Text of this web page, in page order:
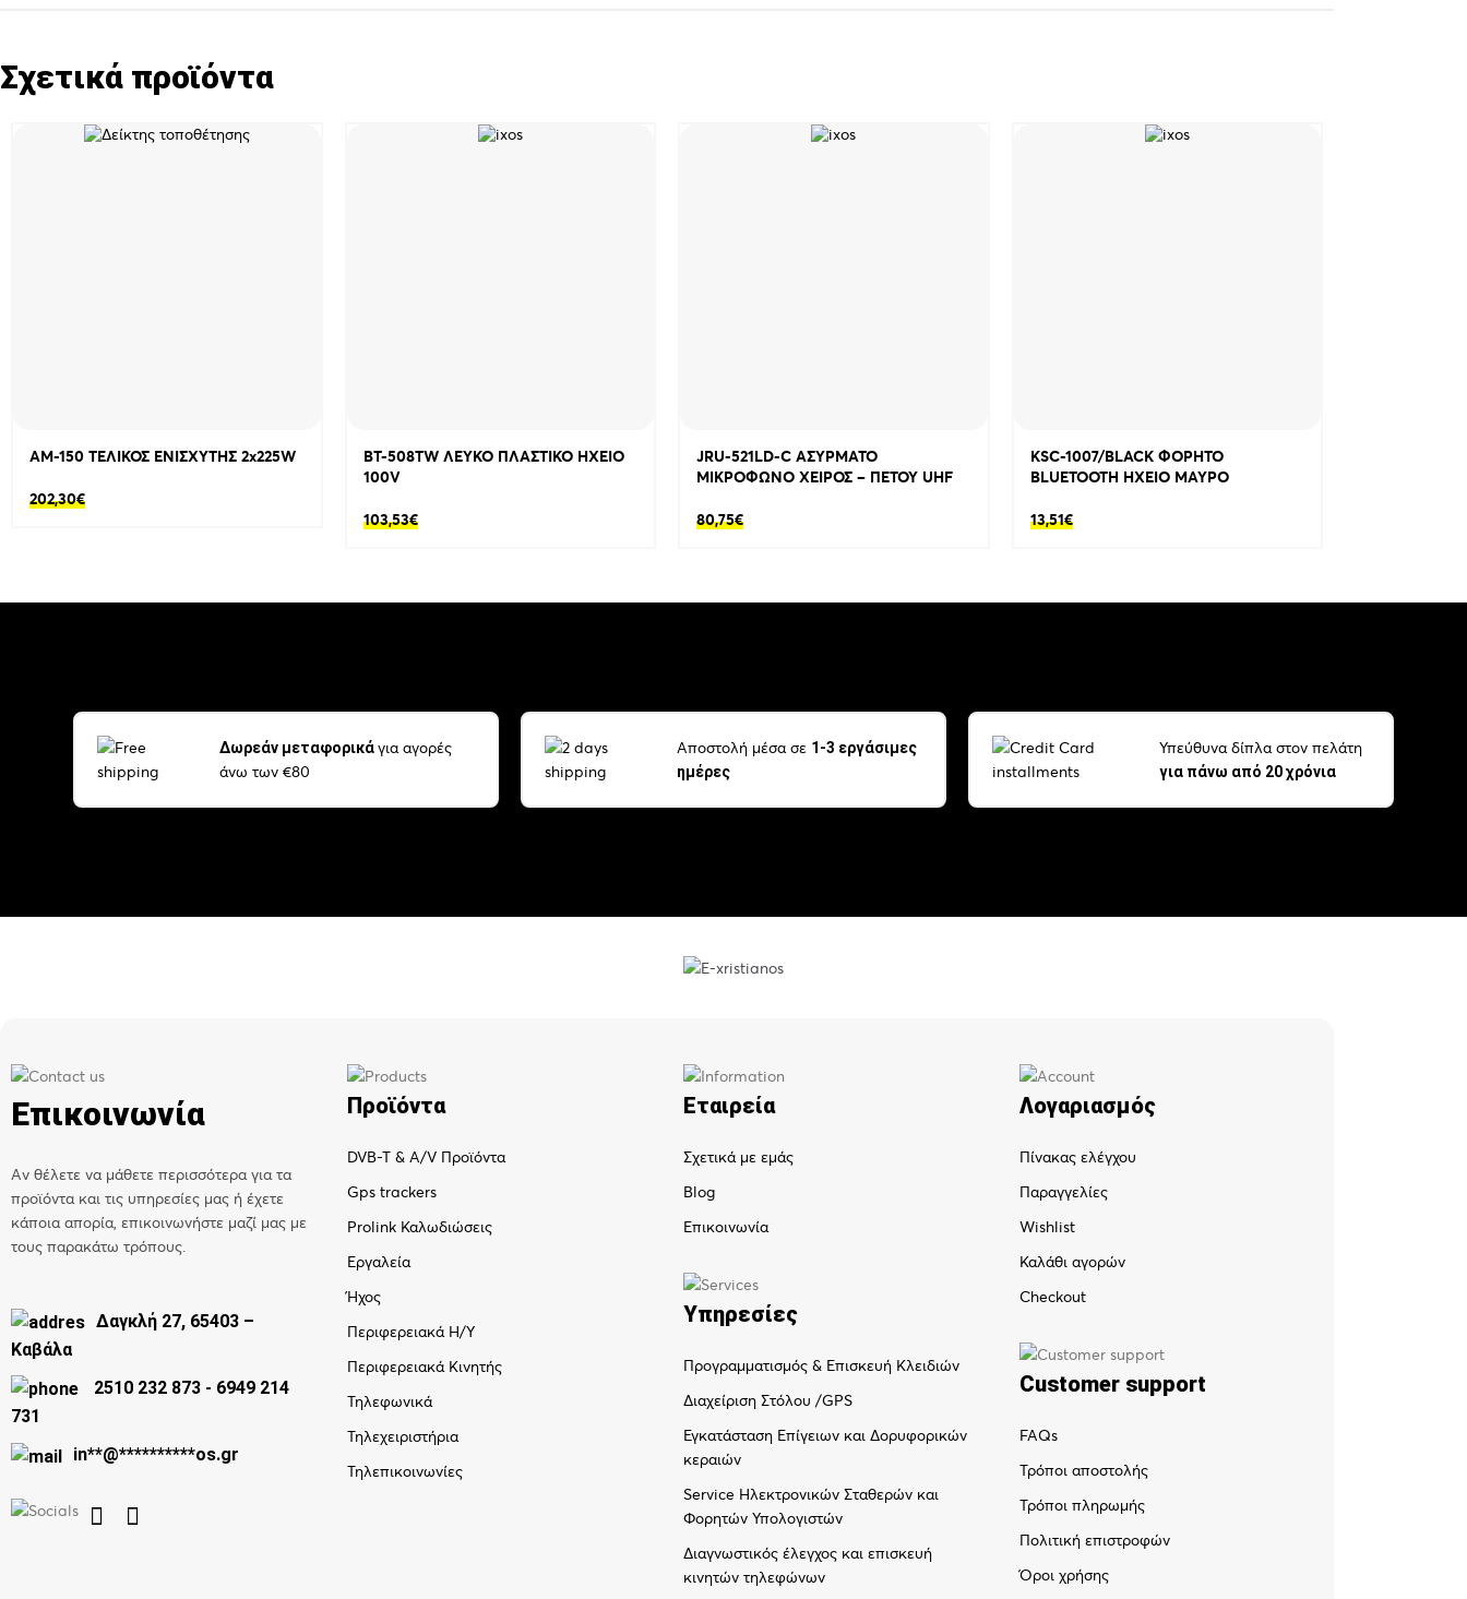
TWS BLUETOOTH (σύζευξη ζεύγους)
Σχετικά προϊόντα
AM-150 ΤΕΛΙΚΟΣ ΕΝΙΣΧΥΤΗΣ 2x225W
202,30€
BT-508TW ΛΕΥΚΟ ΠΛΑΣΤΙΚΟ ΗΧΕΙΟ
100V
103,53€
JRU-521LD-C ΑΣΥΡΜΑΤΟ
ΜΙΚΡΟΦΩΝΟ ΧΕΙΡΟΣ – ΠΕΤΟΥ UHF
80,75€
KSC-1007/BLACK ΦΟΡΗΤΟ
BLUETOOTH ΗΧΕΙΟ ΜΑΥΡΟ
13,51€
Δωρεάν μεταφορικάγια αγορές
άνω των €80
Αποστολή μέσα σε 1-3 εργάσιμες
ημέρες
Υπεύθυνα δίπλα στον πελάτη
για πάνω από 20 χρόνια
Επικοινωνία
Αν θέλετε να μάθετε περισσότερα για τα
προϊόντα και τις υπηρεσίες μας ή έχετε
κάποια απορία, επικοινωνήστε μαζί μας με
τους παρακάτω τρόπους.
Δαγκλή 27, 65403 –
Καβάλα
2510 232 873 - 6949 214
731
in**@**********os.gr
 
Προϊόντα
DVB-T & A/V Προϊόντα
Gps trackers
Prolink Καλωδιώσεις
Εργαλεία
Ήχος
Περιφερειακά Η/Υ
Περιφερειακά Κινητής
Τηλεφωνικά
Τηλεχειριστήρια
Τηλεπικοινωνίες
Εταιρεία
Σχετικά με εμάς
Blog
Επικοινωνία
Υπηρεσίες
Προγραμματισμός & Επισκευή Κλειδιών
Διαχείριση Στόλου /GPS
Εγκατάσταση Επίγειων και Δορυφορικών
κεραιών
Service Ηλεκτρονικών Σταθερών και
Φορητών Υπολογιστών
Διαγνωστικός έλεγχος και επισκευή
κινητών τηλεφώνων
Λογαριασμός
Πίνακας ελέγχου
Παραγγελίες
Wishlist
Καλάθι αγορών
Checkout
Customer support
FAQs
Τρόποι αποστολής
Τρόποι πληρωμής
Πολιτική επιστροφών
Όροι χρήσης